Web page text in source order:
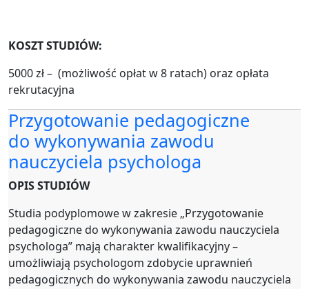
KOSZT STUDIÓW:
5000 zł – (możliwość opłat w 8 ratach) oraz opłata
rekrutacyjna
Przygotowanie pedagogiczne
do wykonywania zawodu
nauczyciela psychologa
OPIS STUDIÓW
Studia podyplomowe w zakresie „Przygotowanie
pedagogiczne do wykonywania zawodu nauczyciela
psychologa” mają charakter kwalifikacyjny –
umożliwiają psychologom zdobycie uprawnień
pedagogicznych do wykonywania zawodu nauczyciela